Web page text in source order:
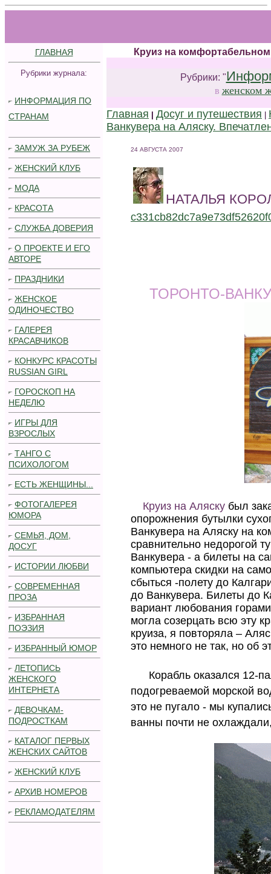
ГЛАВНАЯ
Рубрики журнала:
ИНФОРМАЦИЯ ПО
СТРАНАМ
ЗАМУЖ ЗА РУБЕЖ
ЖЕНСКИЙ КЛУБ
МОДА
КРАСОТА
СЛУЖБА ДОВЕРИЯ
О ПРОЕКТЕ И ЕГО
АВТОРЕ
ПРАЗДНИКИ
ЖЕНСКОЕ
ОДИНОЧЕСТВО
ГАЛЕРЕЯ
КРАСАВЧИКОВ
КОНКУРС КРАСОТЫ
RUSSIAN GIRL
ГОРОСКОП НА
НЕДЕЛЮ
ИГРЫ ДЛЯ
ВЗРОСЛЫХ
ТАНГО С
ПСИХОЛОГОМ
ЕСТЬ ЖЕНЩИНЫ...
ФОТОГАЛЕРЕЯ
ЮМОРА
СЕМЬЯ, ДОМ,
ДОСУГ
ИСТОРИИ ЛЮБВИ
СОВРЕМЕННАЯ
ПРОЗА
ИЗБРАННАЯ
ПОЭЗИЯ
ИЗБРАННЫЙ ЮМОР
ЛЕТОПИСЬ
ЖЕНСКОГО
ИНТЕРНЕТА
ДЕВОЧКАМ-
ПОДРОСТКАМ
КАТАЛОГ ПЕРВЫХ
ЖЕНСКИХ САЙТОВ
ЖЕНСКИЙ КЛУБ
АРХИВ НОМЕРОВ
РЕКЛАМОДАТЕЛЯМ
Круиз на
Рубрики: "
в женском
Главная
Досуг и путешествия
Ванкувера на Aляску.
24 АВГУСТА 2007
НАТАЛЬЯ
ТОРОНТО-
Круиз на Аляску был
опорожнения бутылки
Ванкувера на Aляску на
сравнительно недорогой
Ванкувера - а билеты на
компьютера скидки на
сбыться -полету до
до Ванкувера. Билеты до
вариант любования
могла созерцать всю эту
круиза, я повторяла –
это немного не так, но об
Корабль оказался 12-
подогреваемой морской
это не пугало - мы
ванны почти не